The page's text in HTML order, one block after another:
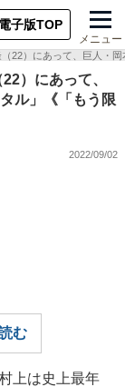
電子版TOP
メニュー
（22）にあって、巨人
）にあって、
ル」《「もう限
2022/09/02
む
上は史上最年